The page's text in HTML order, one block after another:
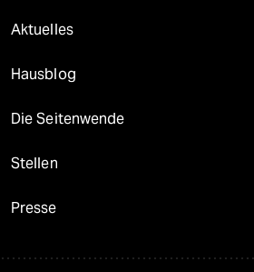
Aktuelles
Hausblog
Die Seitenwende
Stellen
Presse